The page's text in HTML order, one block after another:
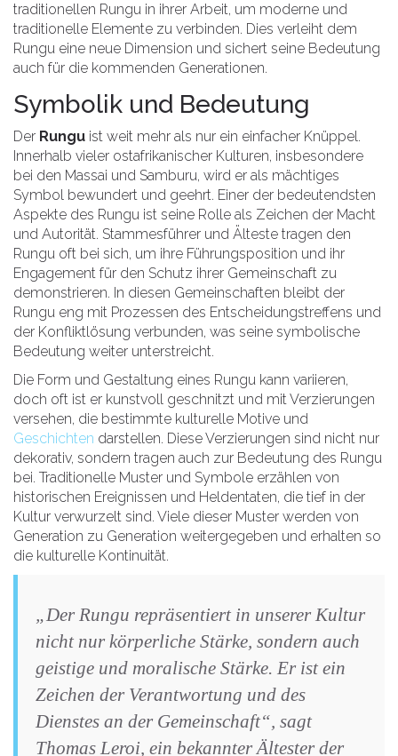
traditionellen Rungu in ihrer Arbeit, um moderne und
traditionelle Elemente zu verbinden. Dies verleiht dem
Rungu eine neue Dimension und sichert seine Bedeutung
auch für die kommenden Generationen.
Symbolik und Bedeutung
Der Rungu ist weit mehr als nur ein einfacher Knüppel.
Innerhalb vieler ostafrikanischer Kulturen, insbesondere
bei den Massai und Samburu, wird er als mächtiges
Symbol bewundert und geehrt. Einer der bedeutendsten
Aspekte des Rungu ist seine Rolle als Zeichen der Macht
und Autorität. Stammesführer und Älteste tragen den
Rungu oft bei sich, um ihre Führungsposition und ihr
Engagement für den Schutz ihrer Gemeinschaft zu
demonstrieren. In diesen Gemeinschaften bleibt der
Rungu eng mit Prozessen des Entscheidungstreffens und
der Konfliktlösung verbunden, was seine symbolische
Bedeutung weiter unterstreicht.
Die Form und Gestaltung eines Rungu kann variieren,
doch oft ist er kunstvoll geschnitzt und mit Verzierungen
versehen, die bestimmte kulturelle Motive und
Geschichten darstellen. Diese Verzierungen sind nicht nur
dekorativ, sondern tragen auch zur Bedeutung des Rungu
bei. Traditionelle Muster und Symbole erzählen von
historischen Ereignissen und Heldentaten, die tief in der
Kultur verwurzelt sind. Viele dieser Muster werden von
Generation zu Generation weitergegeben und erhalten so
die kulturelle Kontinuität.
„Der Rungu repräsentiert in unserer Kultur
nicht nur körperliche Stärke, sondern auch
geistige und moralische Stärke. Er ist ein
Zeichen der Verantwortung und des
Dienstes an der Gemeinschaft“, sagt
Thomas Leroi, ein bekannter Ältester der